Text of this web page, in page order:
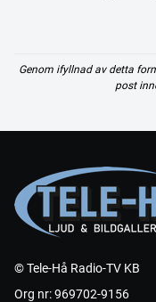
Genom ifyllnad av detta
post
© Tele-Hå Radio-TV KB
Org nr: 969702-9156